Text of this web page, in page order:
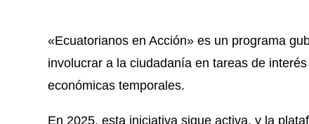
«Ecuatorianos en Acción» es un programa
involucrar a la ciudadanía en tareas de
económicas temporales.
En 2025, esta iniciativa sigue activa, y la